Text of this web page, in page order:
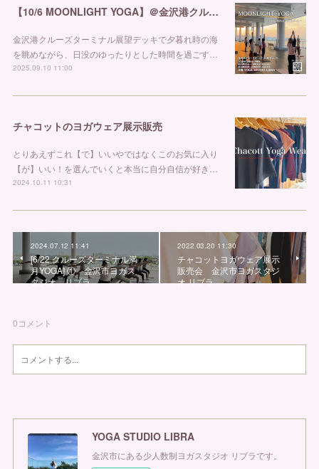
【10/6 MOONLIGHT YOGA】＠金沢港クルーズターミナル
金沢港クルーズターミナル展望デッキで夕暮れ時の海
を眺めながら、日没のゆったりとした時間を過ごす…
2025.09.10 11:00
チャコットのヨガウェア展示販売
とりあえずこれ【で】いいやではなくこのお気に入り
【が】いい！を選んでいくと本当に自分自信が好き…
2024.10.11 10:31
2024.07.12 11:41
[6/22 クルーズターミナル満
月YOGA] ① 金沢市ヨガス
タジオ リブラ
2022.03.20 11:30
チャコットヨガウェア展示
販売会 金沢市ヨガスタジ
オ リブラ
0コメント
YOGA STUDIO LIBRA
金沢市にある少人数制ヨガスタジオ リブラです。